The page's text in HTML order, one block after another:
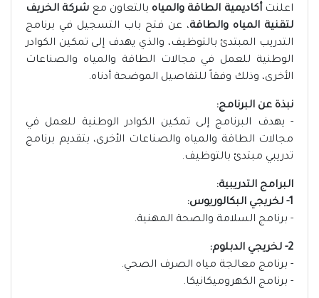
اعلنتأكاديمية الطاقة والمياه بالتعاون مع شركة الخريف
لتقنية المياه والطاقة، عن فتح باب التسجيل في برنامج
التدريب المبتدئ بالتوظيف، والذي يهدف إلى تمكين الكوادر
الوطنية للعمل في مجالات الطاقة والمياه والصناعات
الأخرى، وذلك وفقاً للتفاصيل الموضحة أدناه.
نبذة عن البرنامج:
- يهدف البرنامج إلى تمكين الكوادر الوطنية للعمل في
مجالات الطاقة والمياه والصناعات الأخرى، بتقديم برنامج
تدريبي مبتدئ بالتوظيف.
البرامج التدريبية:
1- لخريجي البكالوريوس:
- برنامج السلامة والصحة المهنية.
2- لخريجي الدبلوم:
- برنامج معالجة مياه الصرف الصحي.
- برنامج الكهروميكانيكا.